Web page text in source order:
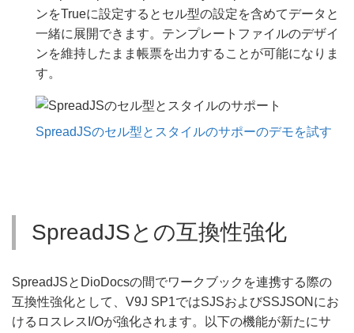
ンをTrueに設定するとセル型の設定を含めてデータと
一緒に展開できます。テンプレートファイルのデザイ
ンを維持したまま帳票を出力することが可能になりま
す。
SpreadJSのセル型とスタイルのサポーのデモを試す
SpreadJSとの互換性強化
SpreadJSとDioDocsの間でワークブックを連携する際の
互換性強化として、V9J SP1ではSJSおよびSSJSONにお
けるロスレスI/Oが強化されます。以下の機能が新たにサ